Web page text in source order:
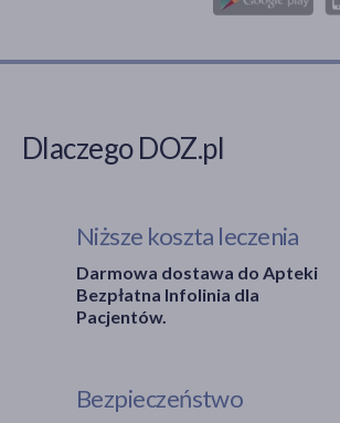
Dlaczego DOZ.pl
Niższe koszta leczenia
Darmowa dostawa do Apteki
Bezpłatna Infolinia dla
Pacjentów.
Bezpieczeństwo